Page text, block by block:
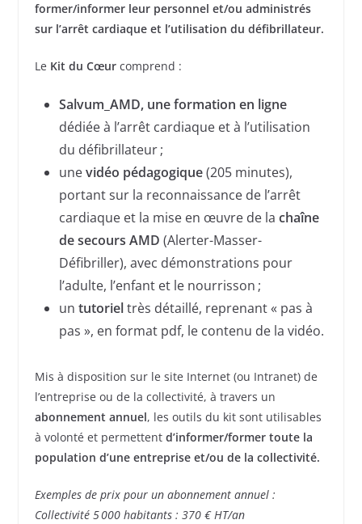
former/informer leur personnel et/ou administrés
sur l’arrêt cardiaque et l’utilisation du défibrillateur.
Le Kit du Cœurcomprend :
Salvum_AMD, une formation en ligne
dédiée à l’arrêt cardiaque et à l’utilisation
du défibrillateur ;
unevidéo pédagogique(205 minutes),
portant sur la reconnaissance de l’arrêt
cardiaque et la mise en œuvre de la chaîne
de secours AMD (Alerter-Masser-
Défibriller), avec démonstrations pour
l’adulte, l’enfant et le nourrisson ;
un tutorieltrès détaillé, reprenant « pas à
pas », en format pdf, le contenu de la vidéo.
Mis à disposition sur le site Internet (ou Intranet) de
l’entreprise ou de la collectivité, à travers un
abonnement annuel, les outils du kit sont utilisables
à volonté et permettent d’informer/former toute la
population d’une entreprise et/ou de la collectivité.
Exemples de prix pour un abonnement annuel :
Collectivité 5 000 habitants : 370 € HT/an